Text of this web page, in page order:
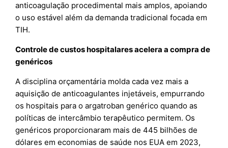
anticoagulação procedimental mais amplos, apoiando
o uso estável além da demanda tradicional focada em
TIH.
Controle de custos hospitalares acelera a compra de
genéricos
A disciplina orçamentária molda cada vez mais a
aquisição de anticoagulantes injetáveis, empurrando
os hospitais para o argatroban genérico quando as
políticas de intercâmbio terapêutico permitem. Os
genéricos proporcionaram mais de 445 bilhões de
dólares em economias de saúde nos EUA em 2023,